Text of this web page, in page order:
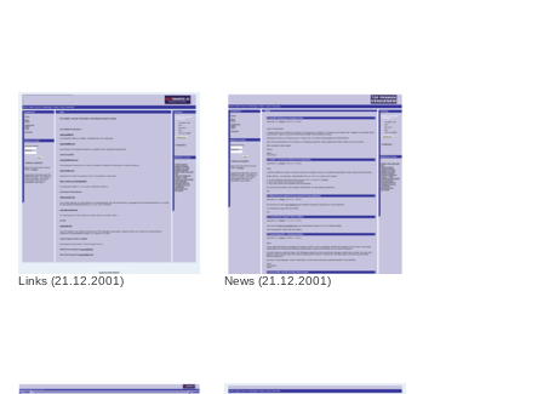
Links (21.12.2001) News (21.12.2001)